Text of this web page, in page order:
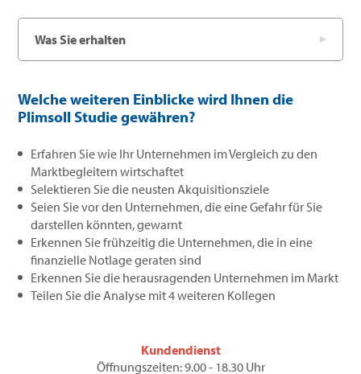
Was Sie erhalten
Welche weiteren Einblicke wird Ihnen die
Plimsoll Studie gewähren?
Erfahren Sie wie Ihr Unternehmen im Vergleich zu den
Marktbegleitern wirtschaftet
Selektieren Sie die neusten Akquisitionsziele
Seien Sie vor den Unternehmen, die eine Gefahr für Sie
darstellen könnten, gewarnt
Erkennen Sie frühzeitig die Unternehmen, die in eine
finanzielle Notlage geraten sind
Erkennen Sie die herausragenden Unternehmen im Markt
Teilen Sie die Analyse mit 4 weiteren Kollegen
Kundendienst
Öffnungszeiten: 9.00 - 18.30 Uhr